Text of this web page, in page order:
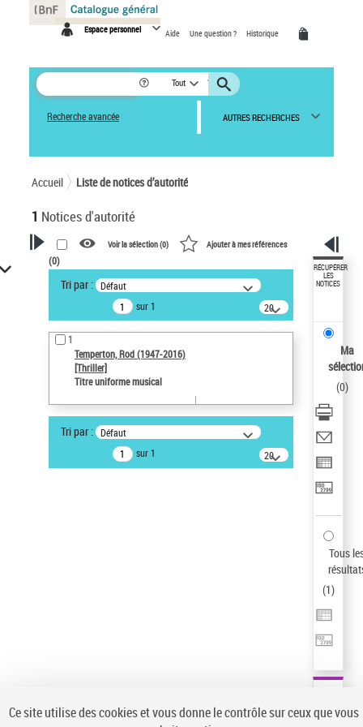
Espace personnel Aide Une question ? Historique
Tout
Recherche avancée AUTRES RECHERCHES
Accueil Liste de notices d’autorité
1 Notices d'autorité
VOTRE RECHERCHE
Recherche avancée dans les
notices d’autorité
Œuvres liées à l'auteur :
Temperton, Rod (1947-2016)
Auteur d’œuvre
ne s'applique pas
Statut de la notice d’autorité
Voir la sélection (0) Ajouter à mes références
(0)
Tri par : Défaut
sur 1
20
résultats/page
1
Temperton, Rod (1947-2016)
[Thriller]
Titre uniforme musical
Tri par : Défaut
sur 1
20
résultats/page
RÉCUPÉRER
LES
NOTICES
Ma
(0)
Tous
(1)
Panneau de gestion des cookies
Ce site utilise des cookies et vous donne le contrôle sur ceux que vous